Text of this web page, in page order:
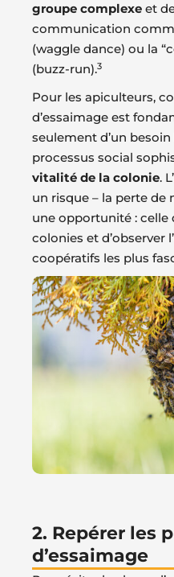
groupe complexe et
communication
(waggle dance) ou la
(buzz-run).3
Pour les apiculteurs,
d’essaimage est
seulement d’un
processus social
vitalité de la colonie.
un risque – la perte de
une opportunité : celle
colonies et d’observer
coopératifs les plus
2. Repérer les
d’essaimage